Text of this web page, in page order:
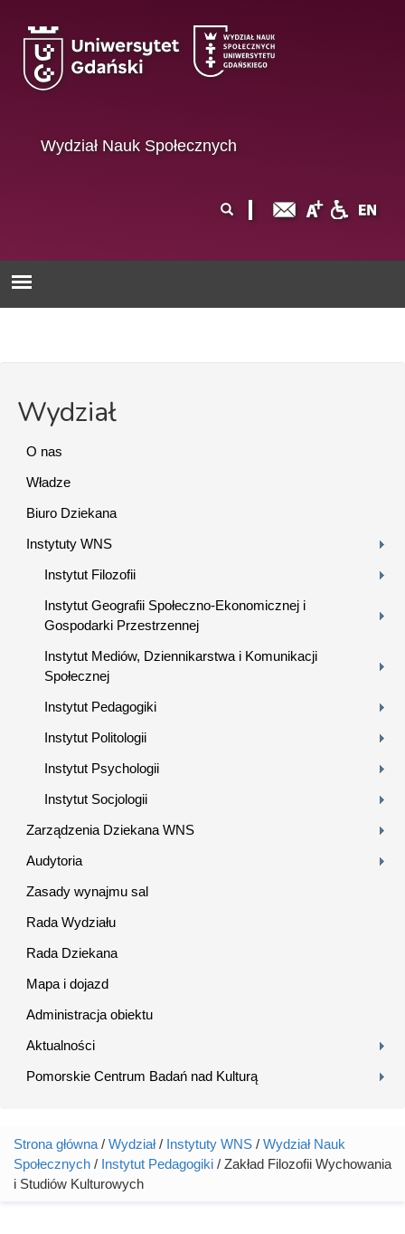
Wydział Nauk Społecznych
wyszukiwania
Wydział
O nas
Władze
Biuro Dziekana
Instytuty WNS
Instytut Filozofii
Instytut Geografii Społeczno-Ekonomicznej i
Gospodarki Przestrzennej
Instytut Mediów, Dziennikarstwa i Komunikacji
Społecznej
Instytut Pedagogiki
Instytut Politologii
Instytut Psychologii
Instytut Socjologii
Zarządzenia Dziekana WNS
Audytoria
Zasady wynajmu sal
Rada Wydziału
Rada Dziekana
Mapa i dojazd
Administracja obiektu
Aktualności
Pomorskie Centrum Badań nad Kulturą
Jesteś tutaj
Strona główna / Wydział/ Instytuty WNS / Wydział Nauk
Społecznych / Instytut Pedagogiki / Zakład Filozofii Wychowania
i Studiów Kulturowych